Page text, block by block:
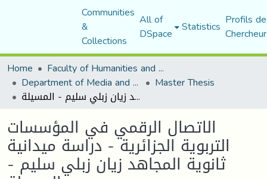
Communities
&
Collections
All of
DSpace Statistics Profils
Home
Faculty of Humanities and Social Sciences
Department of Media and Communication Studies Master Thesis
الاتصال الرقمي في المؤسسات التربوية الجزائرية - دراسة ميدانية ثانوية المجاهد زيان زبلي سليم - المسيلة
الاتصال الرقمي في المؤسسات
التربوية الجزائرية - دراسة ميدانية
ثانوية المجاهد زيان زبلي سليم -